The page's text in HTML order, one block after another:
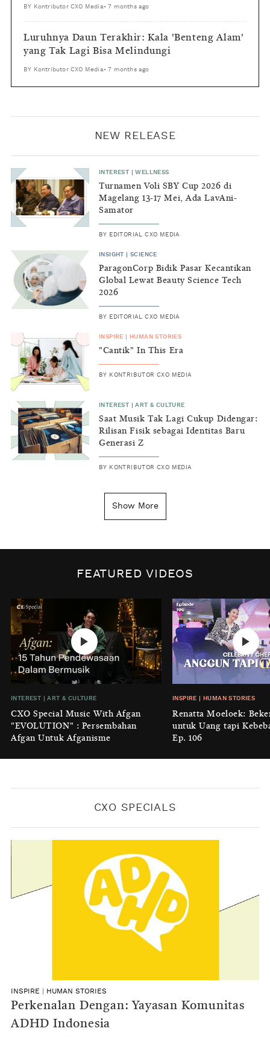
BY Kontributor CXO Media •7 months ago
Luruhnya Daun Terakhir: Kala 'Benteng Alam'
yang Tak Lagi Bisa Melindungi
BY Kontributor CXO Media •7 months ago
NEW RELEASE
INTEREST |WELLNESS
Turnamen Voli SBY Cup 2026 di
Magelang 13-17 Mei, Ada LavAni-
Samator
BY EDITORIAL CXO MEDIA
INSIGHT |SCIENCE
ParagonCorp Bidik Pasar Kecantikan
Global Lewat Beauty Science Tech
2026
BY EDITORIAL CXO MEDIA
INSPIRE HUMAN STORIES
"Cantik" In This Era
BY KONTRIBUTOR CXO MEDIA
INTEREST |ART & CULTURE
Saat Musik Tak Lagi Cukup Didengar:
Rilisan Fisik sebagai Identitas Baru
Generasi Z
BY KONTRIBUTOR CXO MEDIA
Kenapa Tahun Baru Ditandai pada
Biaya Tersembunyi dari Insecurity
KONTRIBUTOR CXO MEDIA
INTEREST|HOME
No Place Like: Camping Ground
Cidulang
KONTRIBUTOR CXO MEDIA
GENERAL KNOWLEDGE
Luruhnya Daun Terakhir: Kala
'Benteng Alam' yang Tak Lagi Bisa
Melindungi
BYKONTRIBUTOR CXO MEDIA
Show More
FEATURED VIDEOS
INTEREST |ART & CULTURE
CXO Special Music With Afgan
"EVOLUTION" : Persembahan
Afgan Untuk Afganisme
INSPIRE HUMAN STORIES
Renatta Moeloek:
untuk Uang tapi
Ep. 106
CXO SPECIALS
INSPIRE HUMAN STORIES
Perkenalan Dengan: Yayasan Komunitas
ADHD Indonesia